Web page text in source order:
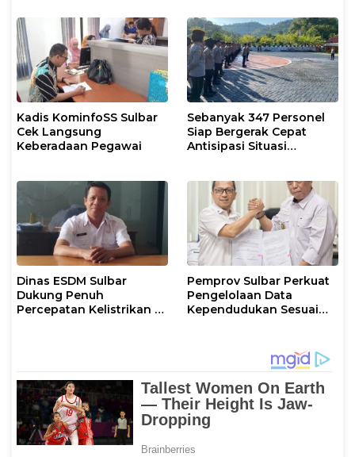
Kadis KominfoSS Sulbar
Cek Langsung
Keberadaan Pegawai
Sebanyak 347 Personel
Siap Bergerak Cepat
Antisipasi Situasi
Dinas ESDM Sulbar
Dukung Penuh
Percepatan Kelistrikan di
Pemprov Sulbar Perkuat
Pengelolaan Data
Kependudukan Sesuai